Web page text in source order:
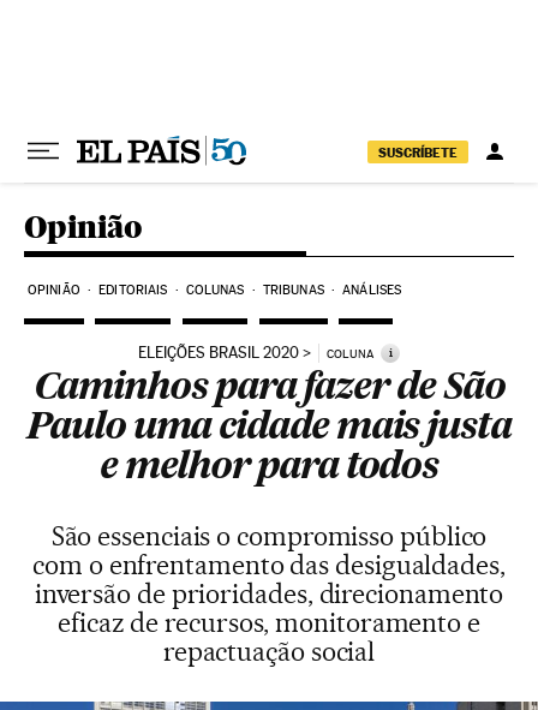
SUSCRÍBETE
Opinião
OPINIÃO EDITORIAIS COLUNAS TRIBUNAS ANÁLISES
ELEIÇÕES BRASIL 2020 COLUNA i
Caminhos para fazer de São
Paulo uma cidade mais justa
e melhor para todos
São essenciais o compromisso público
com o enfrentamento das desigualdades,
inversão de prioridades, direcionamento
eficaz de recursos, monitoramento e
repactuação social